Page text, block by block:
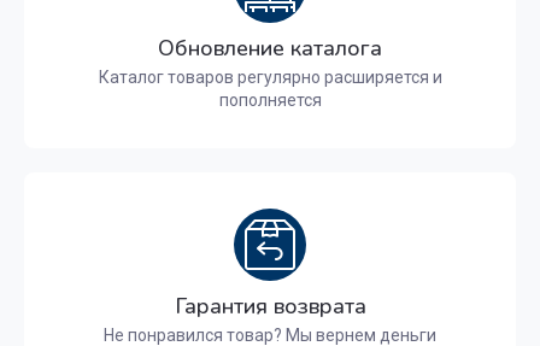
Обновление каталога
Каталог товаров регулярно расширяется и
пополняется
Гарантия возврата
Не понравился товар? Мы вернем деньги